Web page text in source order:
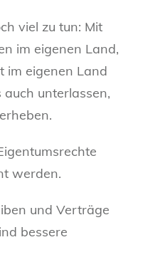
viel zu tun: Mit
im eigenen Land,
im eigenen Land
auch unterlassen,
werden.
und Verträge
bessere